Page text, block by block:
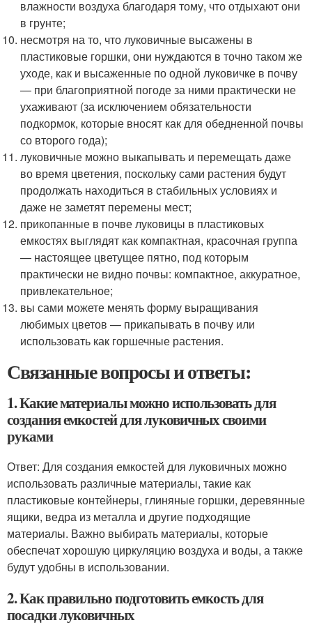
влажности воздуха благодаря тому, что отдыхают они
в грунте;
несмотря на то, что луковичные высажены в
пластиковые горшки, они нуждаются в точно таком же
уходе, как и высаженные по одной луковичке в почву
— при благоприятной погоде за ними практически не
ухаживают (за исключением обязательности
подкормок, которые вносят как для обедненной почвы
со второго года);
луковичные можно выкапывать и перемещать даже
во время цветения, поскольку сами растения будут
продолжать находиться в стабильных условиях и
даже не заметят перемены мест;
прикопанные в почве луковицы в пластиковых
емкостях выглядят как компактная, красочная группа
— настоящее цветущее пятно, под которым
практически не видно почвы: компактное, аккуратное,
привлекательное;
вы сами можете менять форму выращивания
любимых цветов — прикапывать в почву или
использовать как горшечные растения.
Связанные вопросы и ответы:
1. Какие материалы можно использовать для
создания емкостей для луковичных своими
руками
Ответ: Для создания емкостей для луковичных можно
использовать различные материалы, такие как
пластиковые контейнеры, глиняные горшки, деревянные
ящики, ведра из металла и другие подходящие
материалы. Важно выбирать материалы, которые
обеспечат хорошую циркуляцию воздуха и воды, а также
будут удобны в использовании.
2. Как правильно подготовить емкость для
посадки луковичных